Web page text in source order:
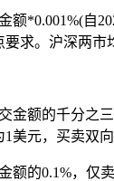
额*0.001%(自
求。沪深两市
金额的千分之
美元，买卖双
额的0.1%，仅